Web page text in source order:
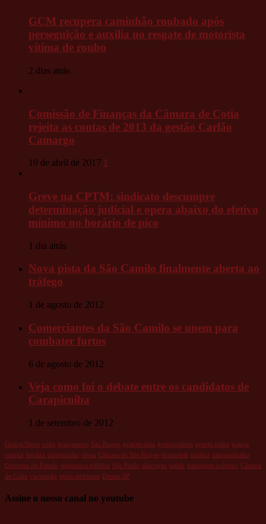
GCM recupera caminhão roubado após
perseguição e auxilia no resgate de motorista
vítima de roubo
2 dias atrás
Comissão de Finanças da Câmara de Cotia
rejeita as contas de 2013 da gestão Carlão
Camargo
19 de abril de 2017 1
Greve na CPTM: sindicato descumpre
determinação judicial e opera abaixo do efetivo
mínimo no horário de pico
1 dia atrás
Nova pista da São Camilo finalmente aberta ao
tráfego
1 de agosto de 2012
Comerciantes da São Camilo se unem para
combater furtos
6 de agosto de 2012
Veja como foi o debate entre os candidatos de
Carapicuíba
1 de setembro de 2012
Granja News cotia granjanews São Roque granjaviana granjavianna granja viana granja
vianna
Jandira carapicuiba obras Câmara de São Roque economia música caucaiadoalto
Governo do Estado segurança pública São Paulo sãoroque saúde transporte coletivo Câmara
de Cotia vacinação meio ambiente Detran.SP
Assine o nosso canal no youtube